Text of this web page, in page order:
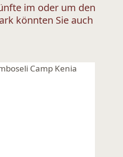
im oder um den
könnten Sie auch